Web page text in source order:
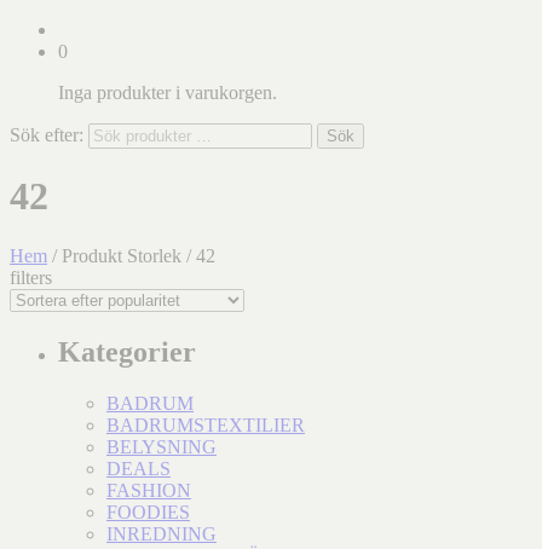
0
Inga produkter i varukorgen.
Sök efter: Sök
42
Hem / Produkt Storlek / 42
filters
Kategorier
BADRUM
BADRUMSTEXTILIER
BELYSNING
DEALS
FASHION
FOODIES
INREDNING